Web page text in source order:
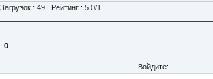
*
Загрузок : 49 | Рейтинг : 5.0/1
: 0
Войдите: